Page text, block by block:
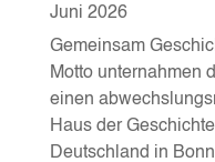
Juni 2026
Gemeinsam
Motto unternahmen
einen
Haus der
Deutschland in